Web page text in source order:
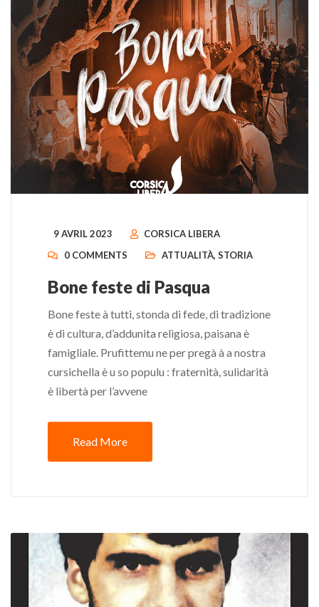
9 AVRIL 2023
CORSICA LIBERA
0 COMMENTS
ATTUALITÀ, STORIA
Bone feste di Pasqua
Bone feste à tutti, stonda di fede, di tradizione
è di cultura, d’addunita religiosa, paisana è
famigliale. Prufittemu ne per pregà à a nostra
cursichella è u so populu : fraternità, sulidarità
è libertà per l’avvene
Read More